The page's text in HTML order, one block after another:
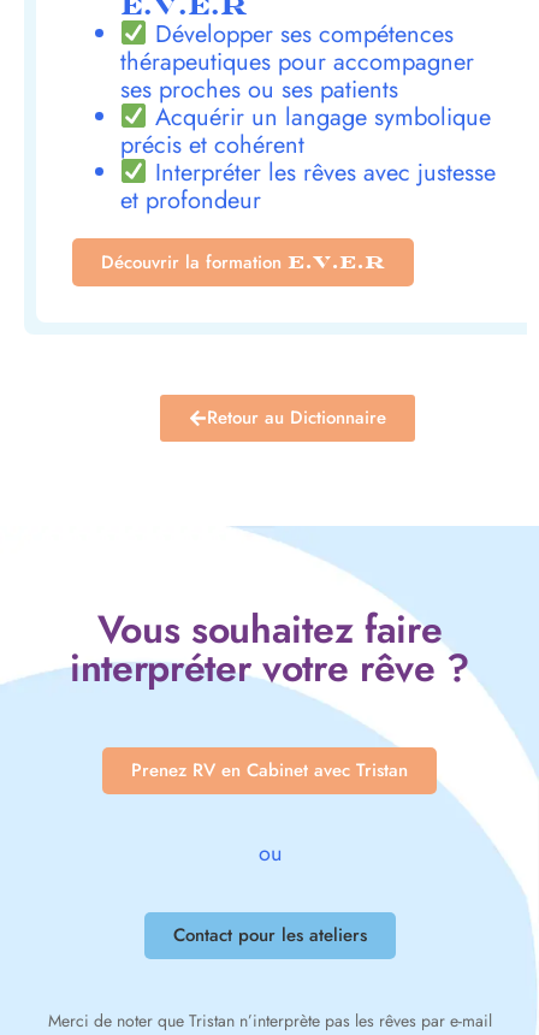
E.V.E.R
Développer ses compétences
thérapeutiques pour accompagner
ses proches ou ses patients
Acquérir un langage symbolique
précis et cohérent
Interpréter les rêves avec justesse
et profondeur
Découvrir la formation E.V.E.R
Retour au Dictionnaire
Vous souhaitez faire
interpréter votre rêve ?
Prenez RV en Cabinet avec Tristan
ou
Contact pour les ateliers
Merci de noter que Tristan n’interprète pas les rêves par e-mail